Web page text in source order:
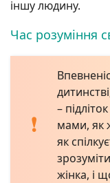
іншу людину.
Час розуміння
–
мами, як
як
жінка, і